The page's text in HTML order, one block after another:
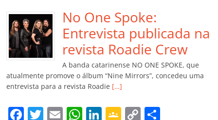
b
o
o
k
A
p
p
dI
n
e
Cl
a
ss
ro
o
m
Li
n
k
til
h
ar
No One Spoke:
Entrevista publicada na
revista Roadie Crew
A banda catarinense NO ONE SPOKE, que
atualmente promove o álbum “Nine Mirrors”, concedeu uma
entrevista para a revista Roadie […]
F T E W Li G C